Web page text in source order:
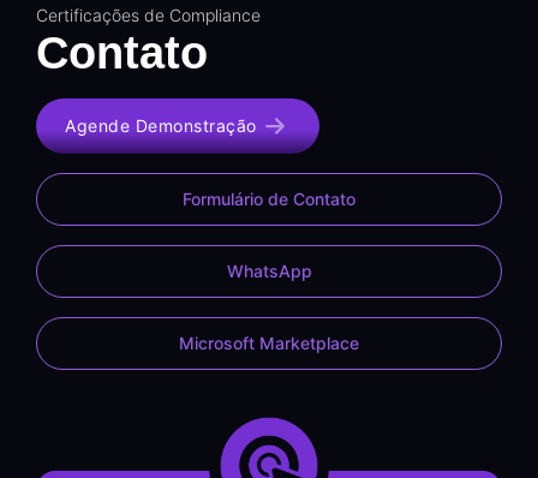
Certificações de Compliance
Contato
Agende Demonstração
Formulário de Contato
WhatsApp
Microsoft Marketplace